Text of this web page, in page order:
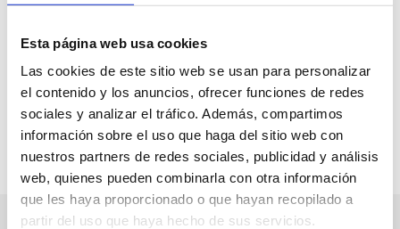
Esta página web usa cookies
Las cookies de este sitio web se usan para personalizar
el contenido y los anuncios, ofrecer funciones de redes
sociales y analizar el tráfico. Además, compartimos
información sobre el uso que haga del sitio web con
nuestros partners de redes sociales, publicidad y análisis
web, quienes pueden combinarla con otra información
que les haya proporcionado o que hayan recopilado a
partir del uso que haya hecho de sus servicios.
l’environnement.
Si vous souhaitez vivre une aventure authentique et
pratiquer une activité différente pendant vos vacances ou
votre temps libre, rendez-vous à notre base située au
Puerto Deportivo El Portet à Denia et embarquez sur un
kayak.